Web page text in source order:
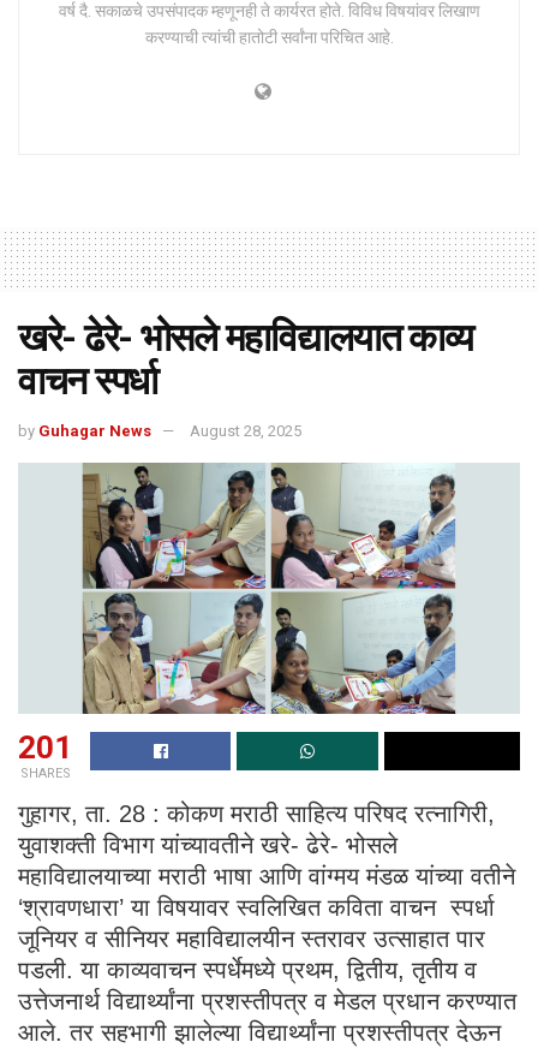
वर्ष दै. सकाळचे उपसंपादक म्हणूनही ते कार्यरत होते. विविध विषयांवर लिखाण
करण्याची त्यांची हातोटी सर्वांना परिचित आहे.
खरे- ढेरे- भोसले महाविद्यालयात काव्य
वाचन स्पर्धा
by Guhagar News August 28, 2025
201
SHARES
गुहागर, ता. 28 : कोकण मराठी साहित्य परिषद रत्नागिरी,
युवाशक्ती विभाग यांच्यावतीने खरे- ढेरे- भोसले
महाविद्यालयाच्या मराठी भाषा आणि वांग्मय मंडळ यांच्या वतीने
‘श्रावणधारा’ या विषयावर स्वलिखित कविता वाचन स्पर्धा
जूनियर व सीनियर महाविद्यालयीन स्तरावर उत्साहात पार
पडली. या काव्यवाचन स्पर्धेमध्ये प्रथम, द्वितीय, तृतीय व
उत्तेजनार्थ विद्यार्थ्यांना प्रशस्तीपत्र व मेडल प्रधान करण्यात
आले. तर सहभागी झालेल्या विद्यार्थ्यांना प्रशस्तीपत्र देऊन